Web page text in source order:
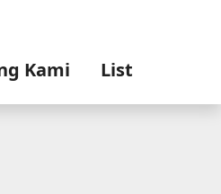
Kami List